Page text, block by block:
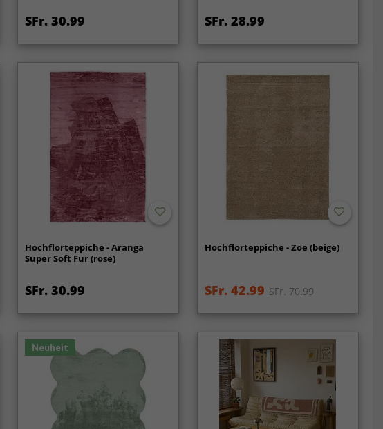
SFr. 30.99 SFr. 28.99
Hochflorteppiche - Aranga
Super Soft Fur (rose)
SFr. 30.99
Hochflorteppiche - Zoe (beige)
SFr. 42.99 SFr. 70.99
Neuheit